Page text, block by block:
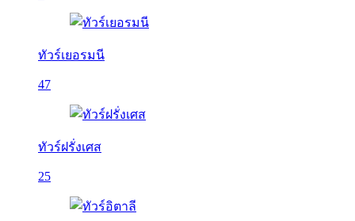
ทัวร์เยอรมนี
47
ทัวร์ฝรั่งเศส
25